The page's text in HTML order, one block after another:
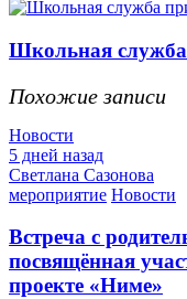
Школьная
Похожие записи
Новости
5 дней назад
Светлана Сазонова
мероприятие Новости
Встреча с
посвящённая
проекте «Ниме»